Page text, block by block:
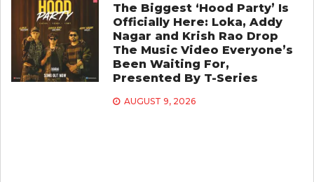
The Biggest ‘Hood Party’ Is
Officially Here: Loka, Addy
Nagar and Krish Rao Drop
The Music Video Everyone’s
Been Waiting For,
Presented By T-Series
AUGUST 9, 2026